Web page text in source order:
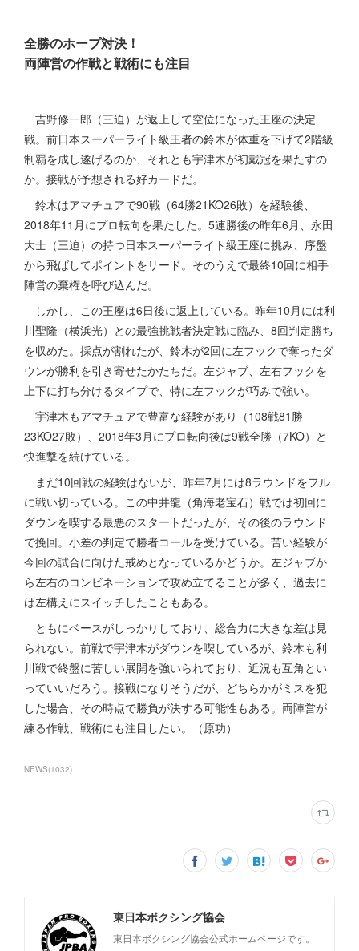
全勝のホープ対決！
両陣営の作戦と戦術にも注目
吉野修一郎（三迫）が返上して空位になった王座の決定
戦。前日本スーパーライト級王者の鈴木が体重を下げて2階級
制覇を成し遂げるのか、それとも宇津木が初戴冠を果たすの
か。接戦が予想される好カードだ。
鈴木はアマチュアで90戦（64勝21KO26敗）を経験後、
2018年11月にプロ転向を果たした。5連勝後の昨年6月、永田
大士（三迫）の持つ日本スーパーライト級王座に挑み、序盤
から飛ばしてポイントをリード。そのうえで最終10回に相手
陣営の棄権を呼び込んだ。
しかし、この王座は6日後に返上している。昨年10月には利
川聖隆（横浜光）との最強挑戦者決定戦に臨み、8回判定勝ち
を収めた。採点が割れたが、鈴木が2回に左フックで奪ったダ
ウンが勝利を引き寄せたかたちだ。左ジャブ、左右フックを
上下に打ち分けるタイプで、特に左フックが巧みで強い。
宇津木もアマチュアで豊富な経験があり（108戦81勝
23KO27敗）、2018年3月にプロ転向後は9戦全勝（7KO）と
快進撃を続けている。
まだ10回戦の経験はないが、昨年7月には8ラウンドをフル
に戦い切っている。この中井龍（角海老宝石）戦では初回に
ダウンを喫する最悪のスタートだったが、その後のラウンド
で挽回。小差の判定で勝者コールを受けている。苦い経験が
今回の試合に向けた戒めとなっているかどうか。左ジャブか
ら左右のコンビネーションで攻め立てることが多く、過去に
は左構えにスイッチしたこともある。
ともにベースがしっかりしており、総合力に大きな差は見
られない。前戦で宇津木がダウンを喫しているが、鈴木も利
川戦で終盤に苦しい展開を強いられており、近況も互角とい
っていいだろう。接戦になりそうだが、どちらかがミスを犯
した場合、その時点で勝負が決する可能性もある。両陣営が
練る作戦、戦術にも注目したい。（原功）
NEWS(1032)
東日本ボクシング協会
東日本ボクシング協会公式ホームページです。